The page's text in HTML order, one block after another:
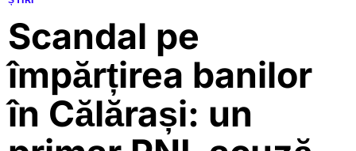
Scandal pe
împărțirea banilor
în Călărași: un